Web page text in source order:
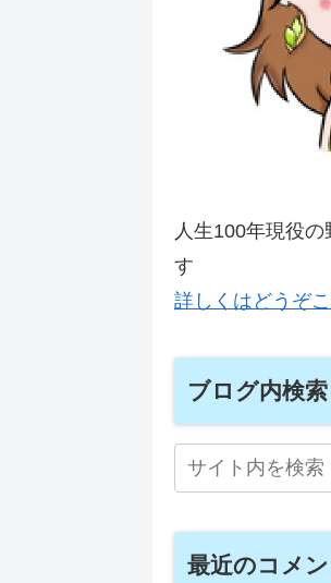
人生100年現役
す
詳しくはどうぞ
ブログ内検索
最近のコメン